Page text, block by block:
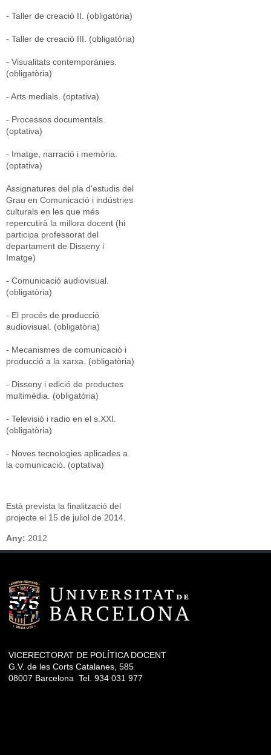
- Taller de creació II. (obligatòria)
- Taller de creació III. (obligatòria)
- Visualitats contemporànies.
(obligatòria)
- Arts medials. (optativa)
- Processos documentals.
(optativa)
- Imatge, narració i memòria.
(optativa)
Assignatures del pla d'estudis del
Grau en Comunicació i indústries
culturals en les que més
repercutirà la millora docent (hi
participa professorat del
departament de Disseny i
Imatge)
- Comunicació audiovisual.
(obligatòria)
- El procés de producció
audiovisual. (obligatòria)
- Mecanismes de comunicació i
producció a la xarxa. (obligatòria)
- Disseny i edició de productes
multimèdia. (obligatòria)
- Televisió i radio en el s.XXI.
(obligatòria)
- Noves tecnologies aplicades a
la comunicació. (optativa)
Està prevista la finalització del
projecte el 15 de juliol de 2014.
Any: 2012
VICERECTORAT DE POLÍTICA DOCENT
G.V. de les Corts Catalanes, 585
08007 Barcelona Tel. 934 031 977